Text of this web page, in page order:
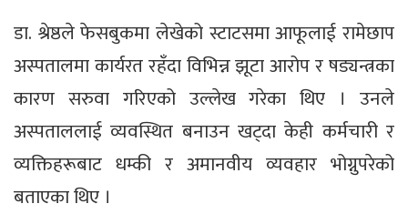
डा. श्रेष्ठले फेसबुकमा लेखेको स्टाटसमा आफूलाई रामेछाप
अस्पतालमा कार्यरत रहँदा विभिन्न झूटा आरोप र षड्यन्त्रका
कारण सरुवा गरिएको उल्लेख गरेका थिए । उनले
अस्पताललाई व्यवस्थित बनाउन खट्दा केही कर्मचारी र
व्यक्तिहरूबाट धम्की र अमानवीय व्यवहार भोग्नुपरेको
बताएका थिए ।